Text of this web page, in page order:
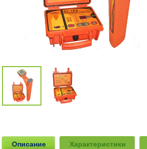
Описание Характеристики